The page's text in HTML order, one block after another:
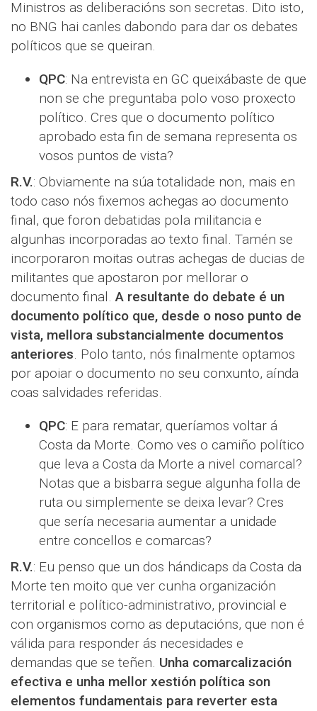
Ministros as deliberacións son secretas. Dito isto,
no BNG hai canles dabondo para dar os debates
políticos que se queiran.
QPC: Na entrevista en GC queixábaste de que
non se che preguntaba polo voso proxecto
político. Cres que o documento político
aprobado esta fin de semana representa os
vosos puntos de vista?
R.V.: Obviamente na súa totalidade non, mais en
todo caso nós fixemos achegas ao documento
final, que foron debatidas pola militancia e
algunhas incorporadas ao texto final. Tamén se
incorporaron moitas outras achegas de ducias de
militantes que apostaron por mellorar o
documento final.A resultante do debate é un
documento político que, desde o noso punto de
vista, mellora substancialmente documentos
anteriores. Polo tanto, nós finalmente optamos
por apoiar o documento no seu conxunto, aínda
coas salvidades referidas.
QPC: E para rematar, queríamos voltar á
Costa da Morte. Como ves o camiño político
que leva a Costa da Morte a nivel comarcal?
Notas que a bisbarra segue algunha folla de
ruta ou simplemente se deixa levar? Cres
que sería necesaria aumentar a unidade
entre concellos e comarcas?
R.V.: Eu penso que un dos hándicaps da Costa da
Morte ten moito que ver cunha organización
territorial e político-administrativo, provincial e
con organismos como as deputacións, que non é
válida para responder ás necesidades e
demandas que se teñen. Unha comarcalización
efectiva e unha mellor xestión política son
elementos fundamentais para reverter esta